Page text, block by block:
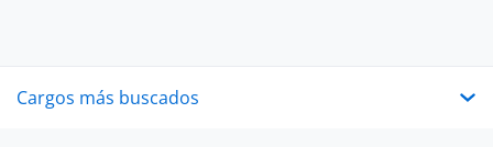
Cargos más buscados